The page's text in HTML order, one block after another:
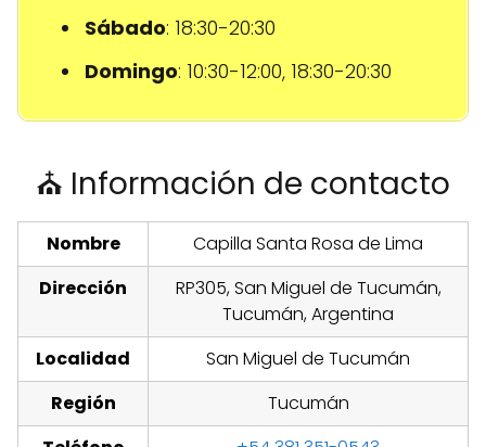
Sábado: 18:30-20:30
Domingo: 10:30-12:00, 18:30-20:30
⛪ Información de contacto
Nombre
Capilla Santa Rosa de Lima
Dirección
RP305, San Miguel de Tucumán,
Tucumán, Argentina
Localidad
San Miguel de Tucumán
Región
Tucumán